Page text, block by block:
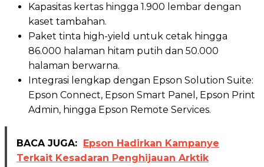
Kapasitas kertas hingga 1.900 lembar dengan
kaset tambahan.
Paket tinta high-yield untuk cetak hingga
86.000 halaman hitam putih dan 50.000
halaman berwarna.
Integrasi lengkap dengan Epson Solution Suite:
Epson Connect, Epson Smart Panel, Epson Print
Admin, hingga Epson Remote Services.
BACA JUGA: Epson Hadirkan Kampanye
Terkait Kesadaran Penghijauan Arktik